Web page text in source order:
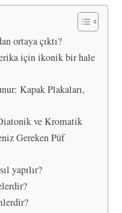
ortaya çıktı?
için ikonik bir hale
Kapak Plakaları,
ve Kromatik
Gereken Püf
yapılır?